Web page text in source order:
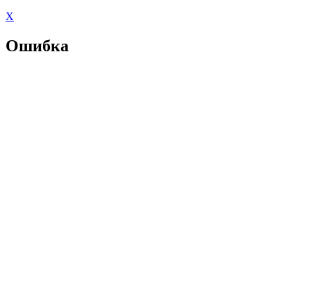
X
Ошибка